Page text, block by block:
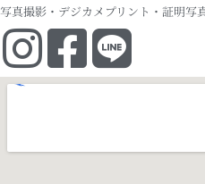
写真撮影・デジカメプリント・証明写